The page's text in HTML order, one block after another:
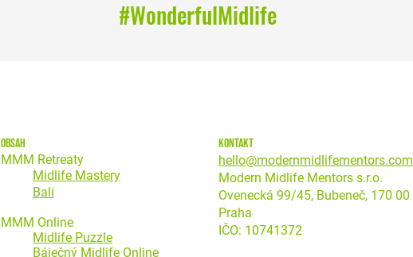
#WonderfulMidlife
obsah
MMM Retreaty
Midlife Mastery
Bali
MMM Online
Midlife Puzzle
Báječný Midlife Online
kontakt
hello@modernmidlifementors.com
Modern Midlife Mentors s.r.o.
Ovenecká 99/45, Bubeneč, 170 00
Praha
IČO: 10741372